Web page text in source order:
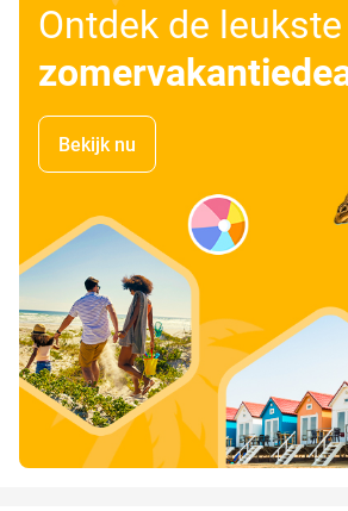
Ontdek de leukste
Bekijk nu